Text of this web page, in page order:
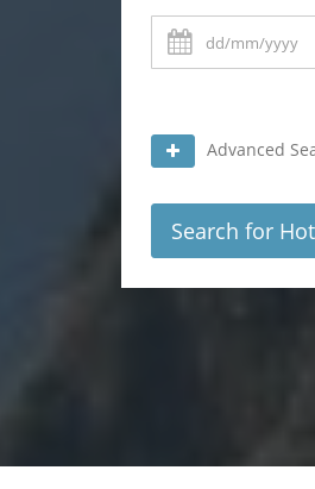
Advanced
Search for